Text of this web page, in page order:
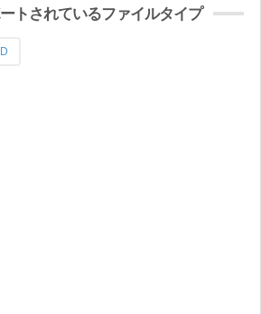
トされているファイルタイプ